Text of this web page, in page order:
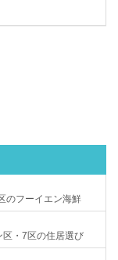
のフーイエン海鮮
・7区の住居選び